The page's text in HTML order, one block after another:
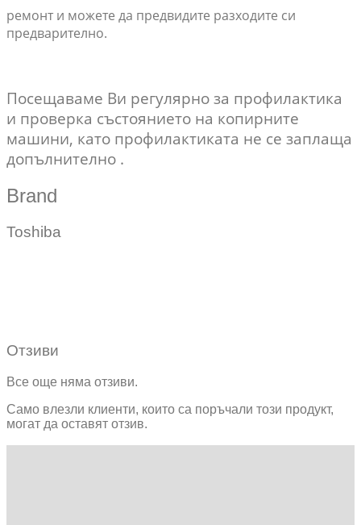
ремонт и можете да предвидите разходите си
предварително.
Посещаваме Ви регулярно за профилактика
и проверка състоянието на копирните
машини, като профилактиката не се заплаща
допълнително .
Brand
Toshiba
Отзиви
Все още няма отзиви.
Само влезли клиенти, които са поръчали този продукт,
могат да оставят отзив.